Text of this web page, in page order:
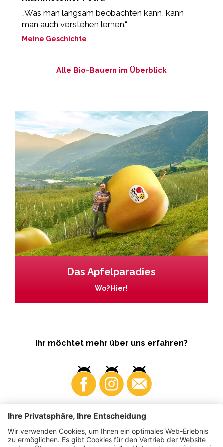
„Was man langsam beobachten kann, kann
man auch verstehen lernen.“
Meine Geschichte
Alle Bio-Bauern im Überblick
Das Apfelparadies
Wo? Hier!
Ihr möchtet mehr über uns erfahren?
Business Produzenten